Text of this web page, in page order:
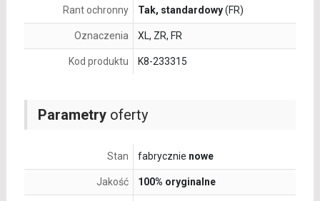
Parametryoferty
Stan fabrycznie nowe
Jakość 100% oryginalne
Rant ochronny Tak, standardowy(FR)
Oznaczenia XL, ZR, FR
Kod produktu K8-233315